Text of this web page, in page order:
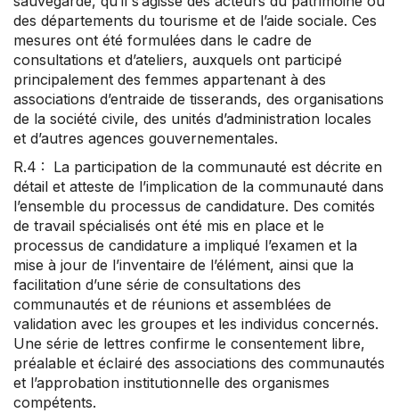
des départements du tourisme et de l’aide sociale. Ces
mesures ont été formulées dans le cadre de
consultations et d’ateliers, auxquels ont participé
principalement des femmes appartenant à des
associations d’entraide de tisserands, des organisations
de la société civile, des unités d’administration locales
et d’autres agences gouvernementales.
R.4 : La participation de la communauté est décrite en
détail et atteste de l’implication de la communauté dans
l’ensemble du processus de candidature. Des comités
de travail spécialisés ont été mis en place et le
processus de candidature a impliqué l’examen et la
mise à jour de l’inventaire de l’élément, ainsi que la
facilitation d’une série de consultations des
communautés et de réunions et assemblées de
validation avec les groupes et les individus concernés.
Une série de lettres confirme le consentement libre,
préalable et éclairé des associations des communautés
et l’approbation institutionnelle des organismes
compétents.